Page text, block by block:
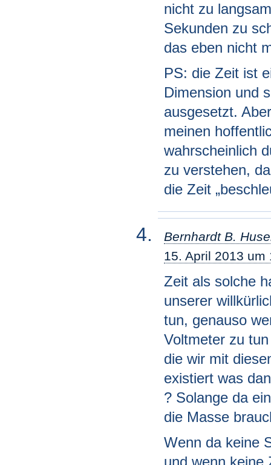
nicht zu
Sekunden zu
das eben nicht
PS: die Zeit ist
Dimension und
ausgesetzt.
meinen
wahrscheinlich
zu verstehen,
die Zeit
Bernhardt B.
15. April 2013 um
Zeit als solche
unserer
tun, genauso
Voltmeter zu
die wir mit
existiert was
? Solange da
die Masse
Wenn da keine
und wenn